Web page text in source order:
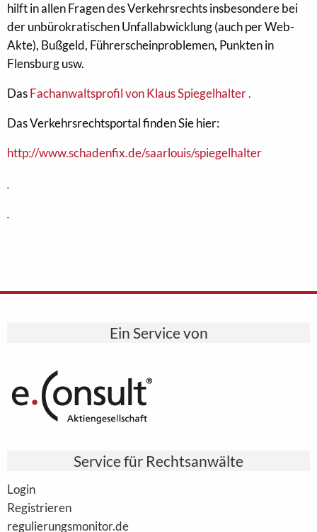
hilft in allen Fragen des Verkehrsrechts insbesondere bei
der unbürokratischen Unfallabwicklung (auch per Web-
Akte), Bußgeld, Führerscheinproblemen, Punkten in
Flensburg usw.
DasFachanwaltsprofil von Klaus Spiegelhalter .
Das Verkehrsrechtsportal finden Sie hier:
http://www.schadenfix.de/saarlouis/spiegelhalter
Ein Service von
Service für Rechtsanwälte
Login
Registrieren
regulierungsmonitor.de